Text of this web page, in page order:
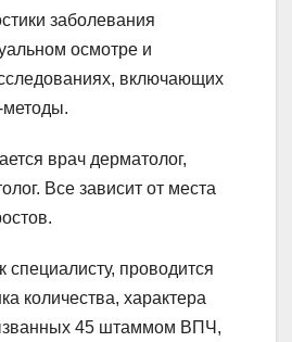
заболевания
осмотре и
включающих
врач дерматолог,
Все зависит от места
проводится
количества, характера
45 штаммом ВПЧ,